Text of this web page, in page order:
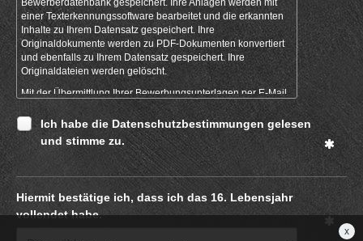
einer Texterkennungssoftware bearbeitet und die erkannten
Inhalte zu Ihrem Datensatz gespeichert. Ihre
Originaldokumente werden zu PDF-Dokumenten konvertiert
und ebenfalls zu Ihrem Datensatz gespeichert. Ihre
Originaldateien werden gelöscht.
Mit der Übermittlung Ihrer Bewerbungsunterlagen per E-Mail
werden diese automatisch ausgelesen und in unserem
Bewerbermanagementsystem erfasst. Hierbei werden alle
mitgesendeten Dokumente (Anschreiben, Lebenslauf,
Zeugnisse und sonstige Nachweise) sowie die darin
enthaltenen Informationen gespeichert.
Sollten Sie uns Ihre Bewerbungsunterlagen noch persönlich
oder auf dem Postweg übermitteln, digitalisieren wir diese
zunächst und erfassen sie anschließend ebenfalls in
Ich habe die Datenschutzbestimmungen gelesen
und stimme zu.
Hiermit bestätige ich, dass ich das 16. Lebensjahr
vollendet habe.
x